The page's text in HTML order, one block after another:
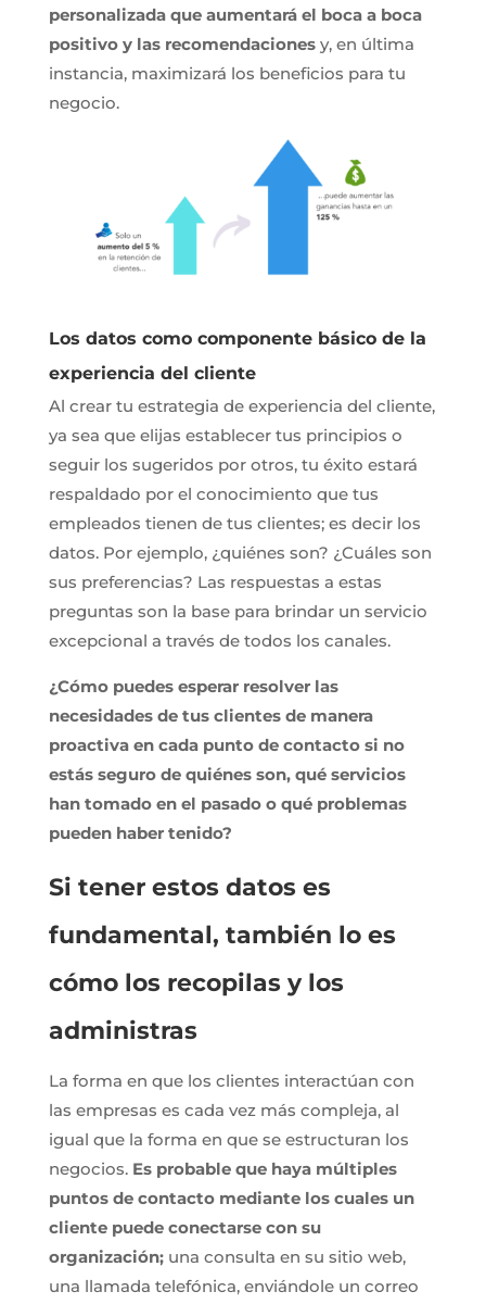
personalizada que aumentará el boca a boca
positivo y las recomendaciones y, en última
instancia, maximizará los beneficios para tu
negocio.
Los datos como componente básico de la
experiencia del cliente
Al crear tu estrategia de experiencia del cliente,
ya sea que elijas establecer tus principios o
seguir los sugeridos por otros, tu éxito estará
respaldado por el conocimiento que tus
empleados tienen de tus clientes; es decir los
datos. Por ejemplo, ¿quiénes son? ¿Cuáles son
sus preferencias? Las respuestas a estas
preguntas son la base para brindar un servicio
excepcional a través de todos los canales.
¿Cómo puedes esperar resolver las
necesidades de tus clientes de manera
proactiva en cada punto de contacto si no
estás seguro de quiénes son, qué servicios
han tomado en el pasado o qué problemas
pueden haber tenido?
Si tener estos datos es
fundamental, también lo es
cómo los recopilas y los
administras
La forma en que los clientes interactúan con
las empresas es cada vez más compleja, al
igual que la forma en que se estructuran los
negocios. Es probable que haya múltiples
puntos de contacto mediante los cuales un
cliente puede conectarse con su
organización;una consulta en su sitio web,
una llamada telefónica, enviándole un correo